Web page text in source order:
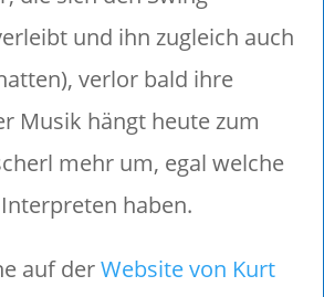
und ihn zugleich auch
verlor bald ihre
Musik hängt heute zum
mehr um, egal welche
haben.
auf derWebsite von Kurt